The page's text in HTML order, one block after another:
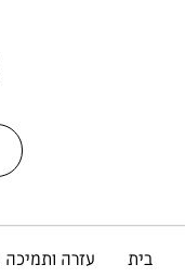
בית עזרה ותמיכה